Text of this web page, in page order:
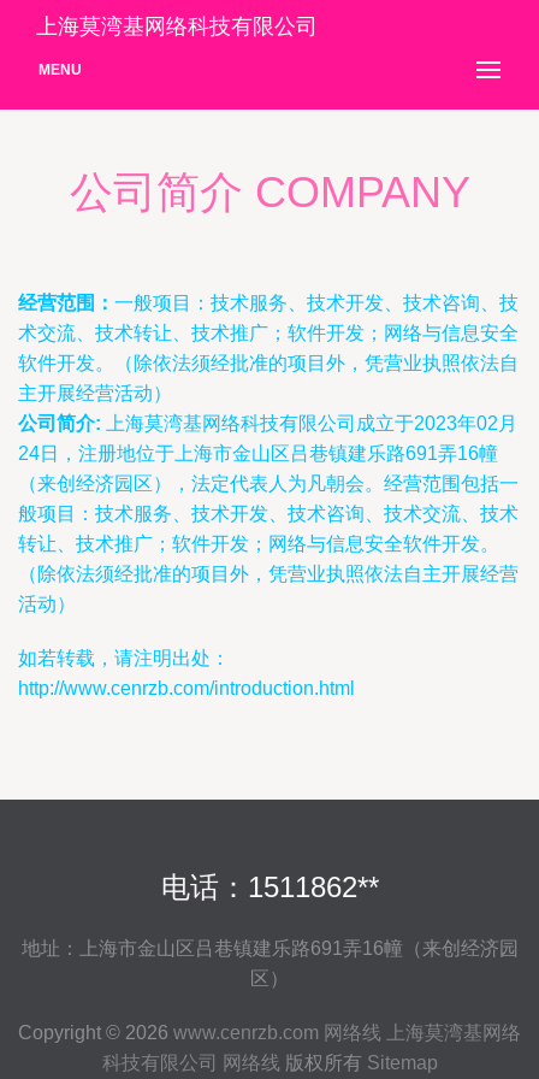
上海莫湾基网络科技有限公司
MENU
公司简介 COMPANY
经营范围： 一般项目：技术服务、技术开发、技术咨询、技
术交流、技术转让、技术推广；软件开发；网络与信息安全
软件开发。（除依法须经批准的项目外，凭营业执照依法自
主开展经营活动）
公司简介: 上海莫湾基网络科技有限公司成立于2023年02月
24日，注册地位于上海市金山区吕巷镇建乐路691弄16幢
（来创经济园区），法定代表人为凡朝会。经营范围包括一
般项目：技术服务、技术开发、技术咨询、技术交流、技术
转让、技术推广；软件开发；网络与信息安全软件开发。
（除依法须经批准的项目外，凭营业执照依法自主开展经营
活动）
如若转载，请注明出处：
http://www.cenrzb.com/introduction.html
电话：1511862**
地址：上海市金山区吕巷镇建乐路691弄16幢（来创经济园
区）
Copyright © 2026 www.cenrzb.com 网络线
上海莫湾基网络
科技有限公司
网络线 版权所有 Sitemap